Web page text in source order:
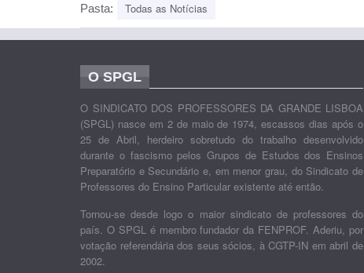
Pasta: Todas as Notícias
O SPGL
O SINDICATO DOS PROFESSORES DA GRANDE LISBOA
(SPGL) nasce em 2 de maio de 1974, escassos dias após o
25 de Abril, herdeiro sobretudo do trabalho desenvolvido
durante o fascismo pelos Grupos de Estudos dos Ensinos
Preparatório e Secundário e, em menor grau, do Sindicato de
Professores do Ensino Particular existente até então.
Tornou-se desde logo o maior sindicato de professores do
país. O SPGL é membro fundador da FENPROF. Aderiu, por
votação referendária dos seus sócios, à CGTP-IN em abril de
2002.